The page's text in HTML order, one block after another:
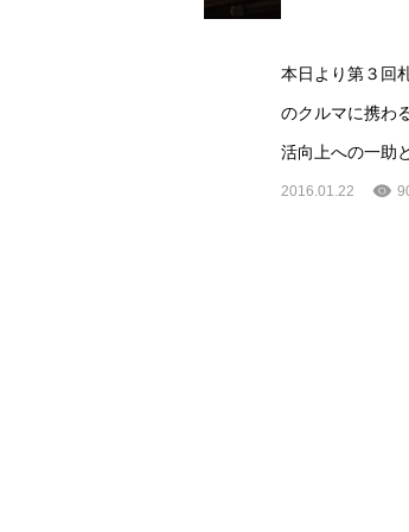
本日より第３回
のクルマに携わ
活向上への一助
2016.01.22